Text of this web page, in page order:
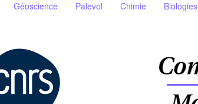
Géoscience Palevol Chimie Biologies